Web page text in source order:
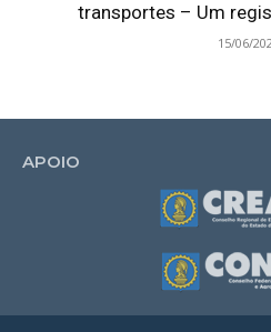
transportes – Um
15/06/
APOIO